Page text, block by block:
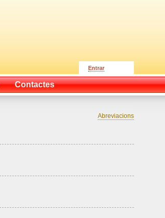
Entrar
Contactes
Abreviacions